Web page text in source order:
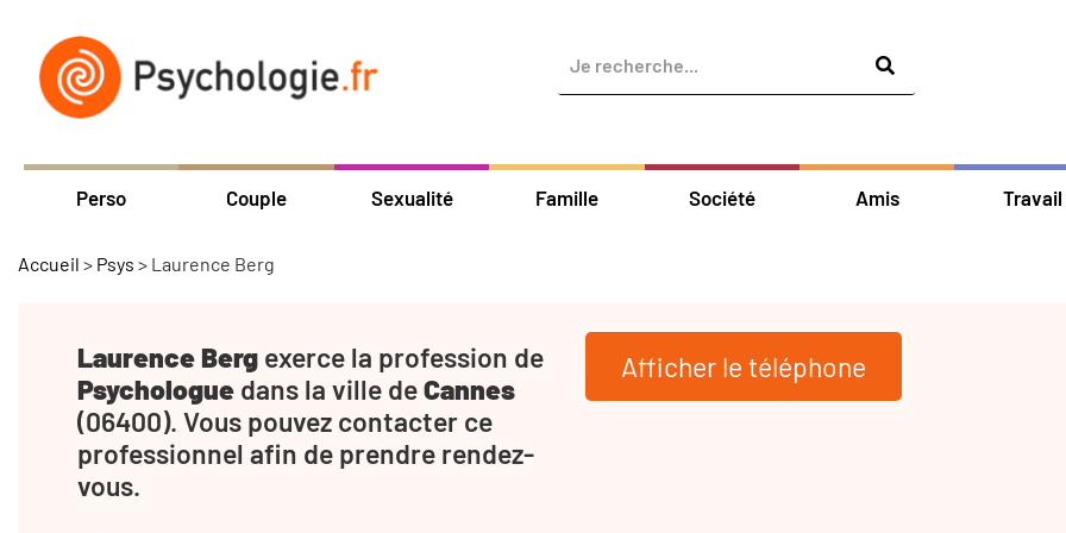
Perso Couple Sexualité Famille Société Amis Travail
Accueil > Psys > Laurence Berg
Laurence Berg exerce la profession de
Psychologue dans la ville deCannes
(06400). Vous pouvez contacter ce
professionnel afin de prendre rendez-
vous.
Afficher le téléphone